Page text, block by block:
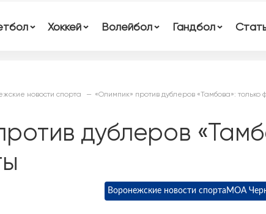
Хоккей Волейбол Гандбол
новости спорта «Олимпик» против дублеров «Тамбова»: только
дублеров
Воронежские новости спорта МОА